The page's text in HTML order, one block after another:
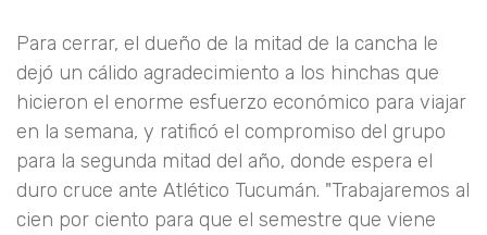
Para cerrar, el dueño de la mitad de la cancha le
dejó un cálido agradecimiento a los hinchas que
hicieron el enorme esfuerzo económico para viajar
en la semana, y ratificó el compromiso del grupo
para la segunda mitad del año, donde espera el
duro cruce ante Atlético Tucumán. "Trabajaremos al
cien por ciento para que el semestre que viene